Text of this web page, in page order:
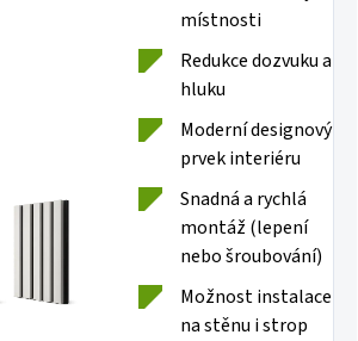
místnosti
Redukce dozvuku a
hluku
Moderní designový
prvek interiéru
Snadná a rychlá
montáž (lepení
nebo šroubování)
Možnost instalace
na stěnu i strop